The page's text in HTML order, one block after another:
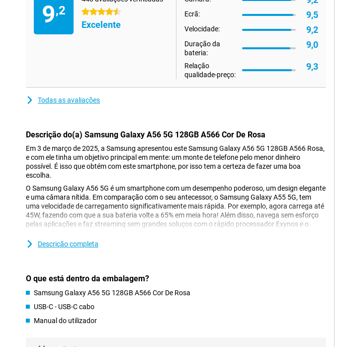
9,2
4.5 estrelas
Excelente
Ecrã: 9,5
Velocidade: 9,2
Duração da
bateria:
9,0
Relação
qualidade-preço:
9,3
Todas as avaliações
Descrição do(a) Samsung Galaxy A56 5G 128GB A566 Cor De Rosa
Em 3 de março de 2025, a Samsung apresentou este Samsung Galaxy A56 5G 128GB A566 Rosa,
e com ele tinha um objetivo principal em mente: um monte de telefone pelo menor dinheiro
possível. É isso que obtém com este smartphone, por isso tem a certeza de fazer uma boa
escolha.
O Samsung Galaxy A56 5G é um smartphone com um desempenho poderoso, um design elegante
e uma câmara nítida. Em comparação com o seu antecessor, o Samsung Galaxy A55 5G, tem
uma velocidade de carregamento significativamente mais rápida. Por exemplo, agora carrega até
45W, fazendo com que a sua bateria volte a 65% em meia hora! Além disso, navega sem esforço
pelas aplicações e faz streaming sem grandes soluços com o rápido processador Exynos e o
sua elevada taxa de atualização. A câmara principal de 50 MP capta todos os momentos com
Ecrã nítido e suave
Desfrute de cores brilhantes e contrastes profundos com o ecrã AMOLED de 6,7 polegadas do
imagem parece sempre nítida, graças à resolução de imagem FHD. Como resultado, não perderá
um único pormenor, mesmo sob luz solar intensa. O ecrã tem uma taxa de atualização elevada e
Descrição completa
O que está dentro da embalagem?
Samsung Galaxy A56 5G 128GB A566 Cor De Rosa
USB-C - USB-C cabo
Manual do utilizador